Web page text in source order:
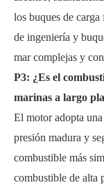
los buques de
de ingeniería y
mar complejas y
P3: ¿Es el
marinas a largo
El motor adopta
presión madura y
combustible más
combustible de alta